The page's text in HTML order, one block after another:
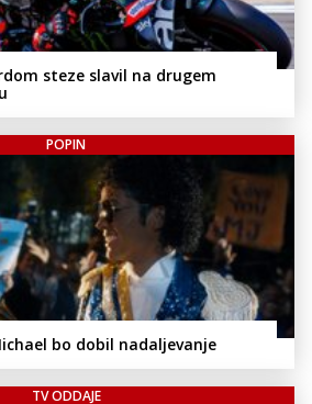
steze slavil na drugem
POPIN
bo dobil nadaljevanje
TV ODDAJE